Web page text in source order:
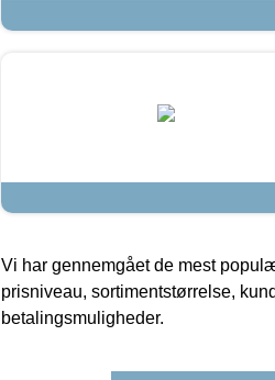
Vi har gennemgået de mest
prisniveau, sortimentstørrelse,
betalingsmuligheder.